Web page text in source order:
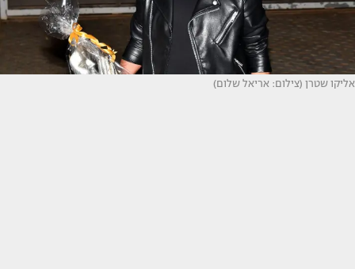
אליקו שטרן (צילום: אריאל שלום)